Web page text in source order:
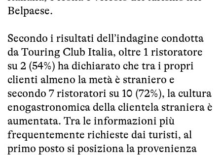
Belpaese.
Secondo i risultati dell’indagine condotta
da Touring Club Italia, oltre 1 ristoratore
su 2 (54%) ha dichiarato che tra i propri
clienti almeno la metà è straniero e
secondo 7 ristoratori su 10 (72%), la cultura
enogastronomica della clientela straniera è
aumentata. Tra le informazioni più
frequentemente richieste dai turisti, al
primo posto si posiziona la provenienza